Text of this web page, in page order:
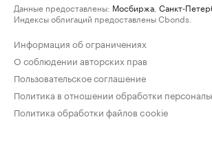
Данные предоставлены: Мосбиржа Санкт-
Индексы облигаций предоставлены Cbonds.
Информация об ограничениях
О соблюдении авторских прав
Пользовательское соглашение
Политика в отношении обработки
Политика обработки файлов cookie